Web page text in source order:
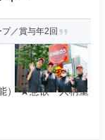
／賞与年2回
） ★意欲・人柄重